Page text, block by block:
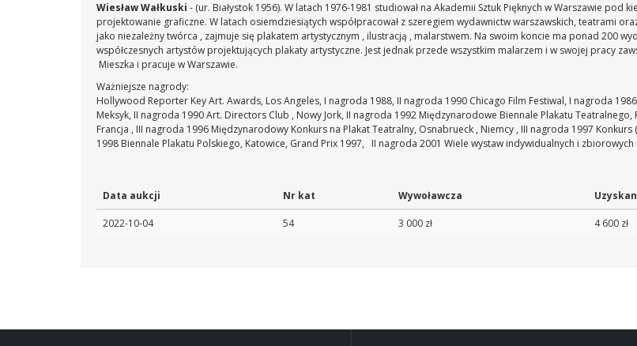
Wiesław Wałkuski - (ur. Białystok 1956). W latach 1976-1981 studiował na Akademii Sztuk Pięknych w Warszawie
projektowanie graficzne. W latach osiemdziesiątych współpracował z szeregiem wydawnictw warszawskich, teatrami
jako niezależny twórca , zajmuje się plakatem artystycznym , ilustracją , malarstwem. Na swoim koncie ma ponad 200
współczesnych artystów projektujących plakaty artystyczne. Jest jednak przede wszystkim malarzem i w swojej pracy
Mieszka i pracuje w Warszawie.
Ważniejsze nagrody:
Hollywood Reporter Key Art. Awards, Los Angeles, I nagroda 1988, II nagroda 1990 Chicago Film Festiwal, I nagroda
Meksyk, II nagroda 1990Art. Directors Club , Nowy Jork, II nagroda 1992 Międzynarodowe Biennale Plakatu Teatralnego,
Francja , III nagroda 1996 Międzynarodowy Konkurs na Plakat Teatralny, Osnabrueck , Niemcy , III nagroda 1997 Konkurs
1998 Biennale Plakatu Polskiego, Katowice, Grand Prix 1997, II nagroda 2001 Wiele wystaw indywidualnych i zbiorowych
Data aukcji Nr kat Wywoławcza
2022-10-04 54 3 000 zł 4 600 zł